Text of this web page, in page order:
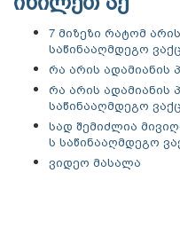
7 მიზეზი რატომ
საწინააღმდეგო
რა არის ადამიანის
რა არის ადამიანის
საწინააღმდეგო
სად შემიძლია
ს საწინააღმდეგო
ვიდეო მასალა